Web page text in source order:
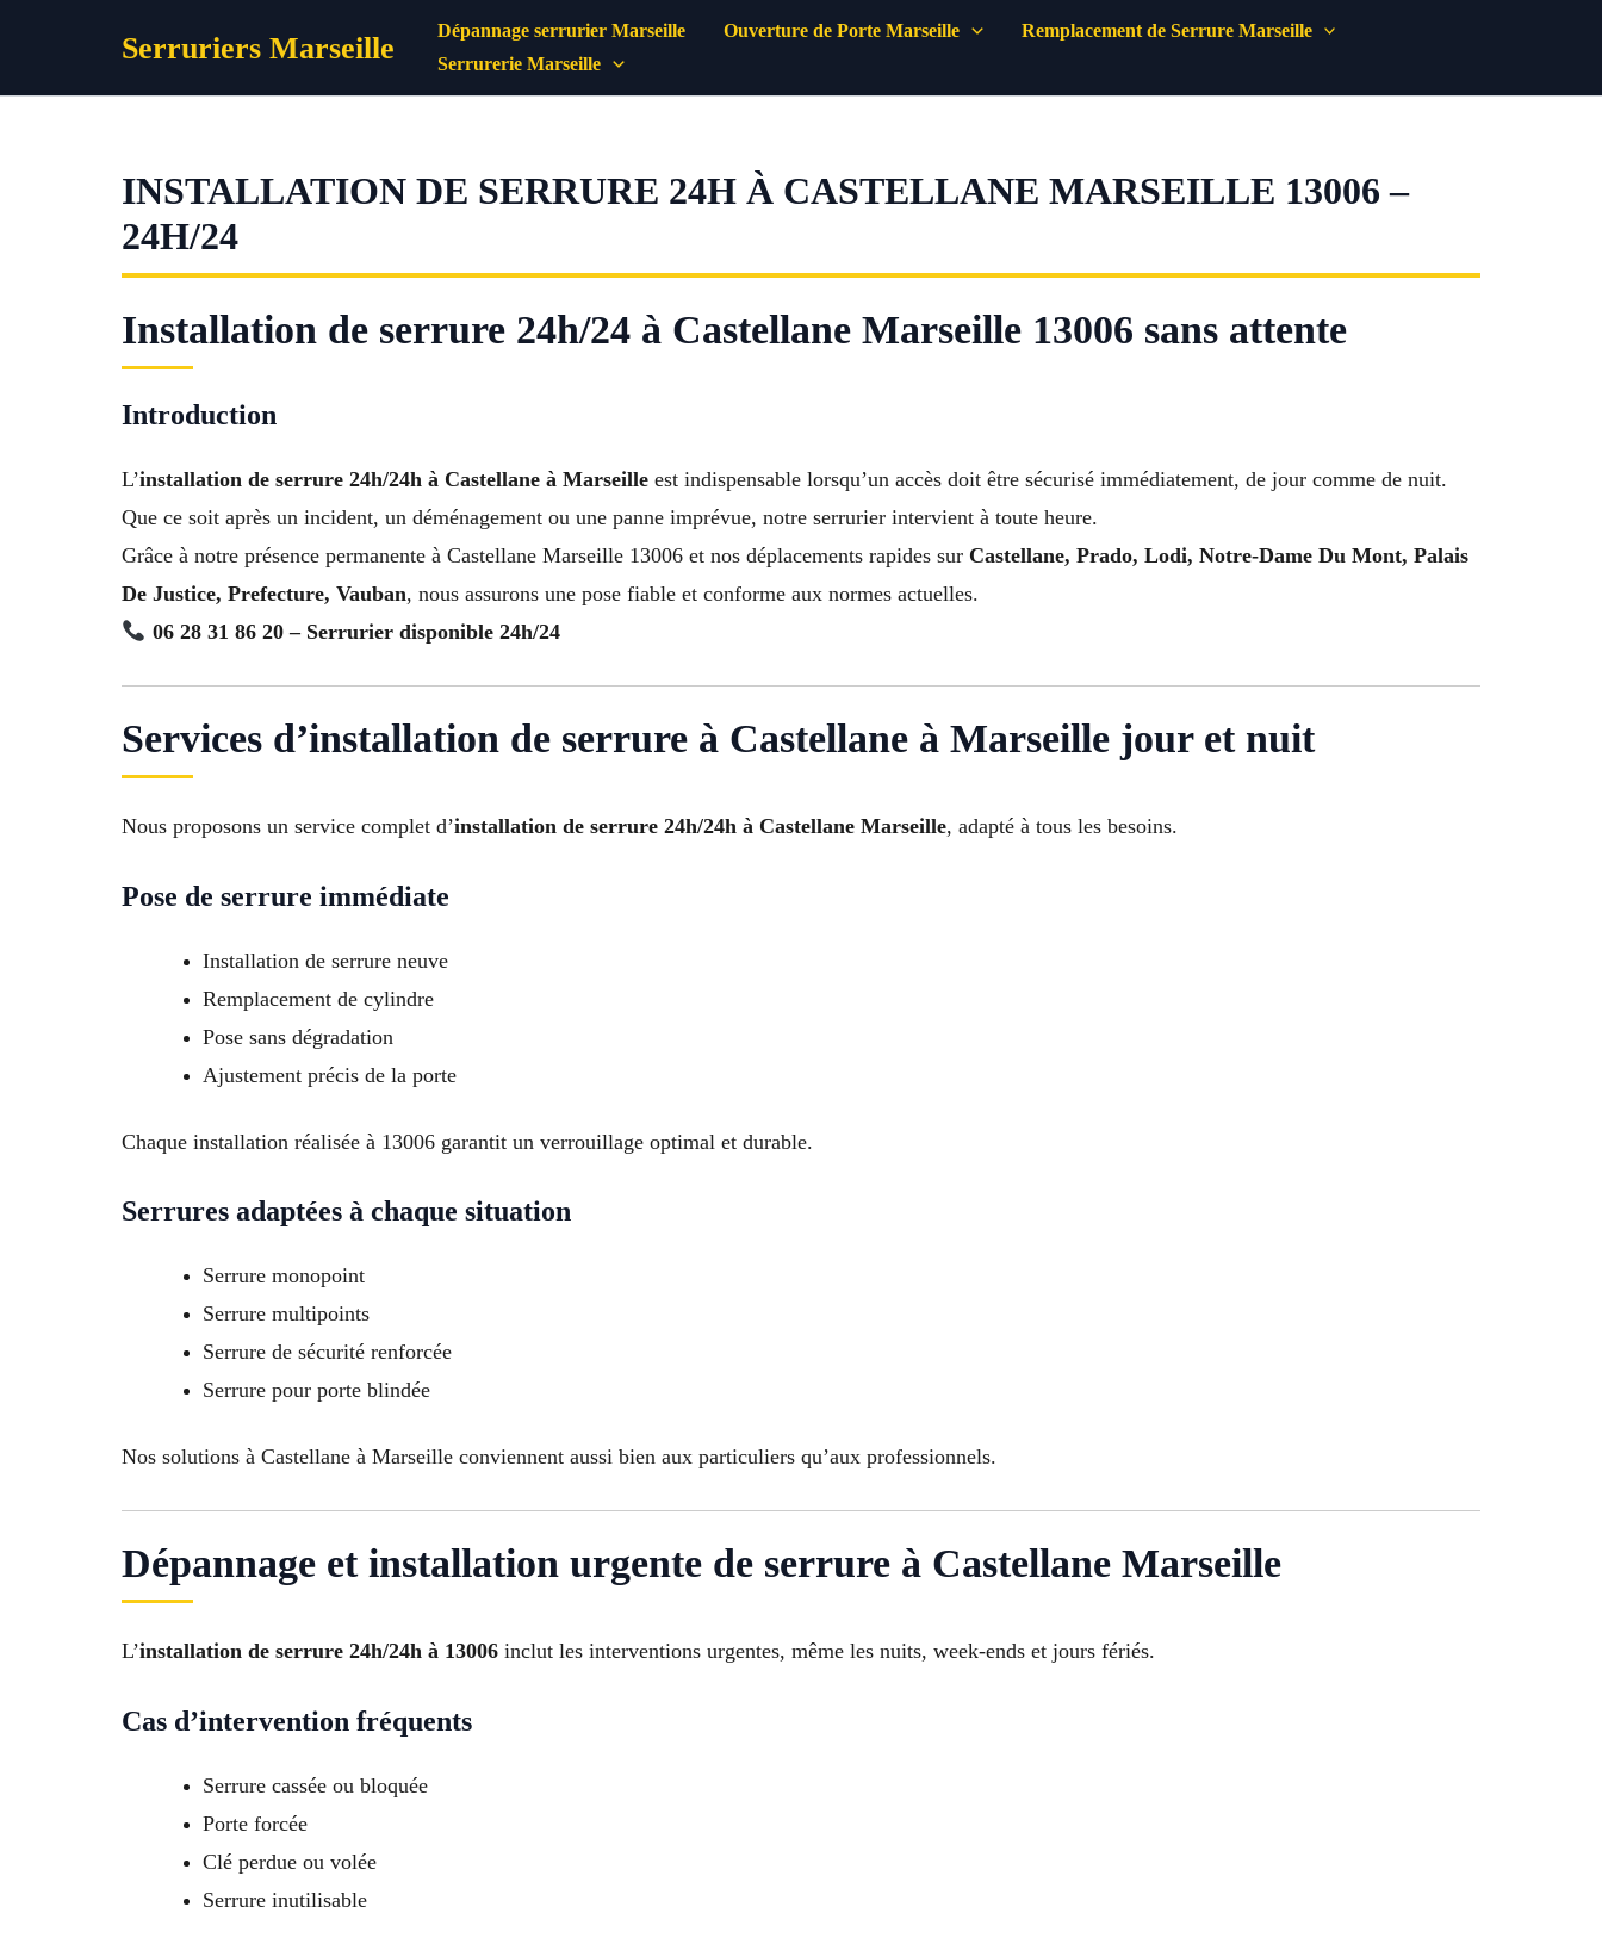
Serruriers Marseille Dépannage serrurier Marseille Ouverture de Porte Marseille
Remplacement de Serrure Marseille
Serrurerie Marseille
INSTALLATION DE SERRURE 24H À CASTELLANE MARSEILLE 13006 –
24H/24
Installation de serrure 24h/24 à Castellane Marseille 13006 sans attente
Introduction
L’installation de serrure 24h/24h à Castellane à Marseille est indispensable lorsqu’un accès doit être sécurisé immédiatement, de jour comme de nuit.
Que ce soit après un incident, un déménagement ou une panne imprévue, notre serrurier intervient à toute heure.
Grâce à notre présence permanente à Castellane Marseille 13006 et nos déplacements rapides sur Castellane, Prado, Lodi, Notre-Dame Du Mont, Palais
De Justice, Prefecture, Vauban, nous assurons une pose fiable et conforme aux normes actuelles.
06 28 31 86 20 – Serrurier disponible 24h/24
Services d’installation de serrure à Castellane à Marseille jour et nuit
Nous proposons un service complet d’installation de serrure 24h/24h à Castellane Marseille, adapté à tous les besoins.
Pose de serrure immédiate
Installation de serrure neuve
Remplacement de cylindre
Pose sans dégradation
Ajustement précis de la porte
Chaque installation réalisée à 13006 garantit un verrouillage optimal et durable.
Serrures adaptées à chaque situation
Serrure monopoint
Serrure multipoints
Serrure de sécurité renforcée
Serrure pour porte blindée
Nos solutions à Castellane à Marseille conviennent aussi bien aux particuliers qu’aux professionnels.
Dépannage et installation urgente de serrure à Castellane Marseille
L’installation de serrure 24h/24h à 13006 inclut les interventions urgentes, même les nuits, week-ends et jours fériés.
Cas d’intervention fréquents
Serrure cassée ou bloquée
Porte forcée
Clé perdue ou volée
Serrure inutilisable